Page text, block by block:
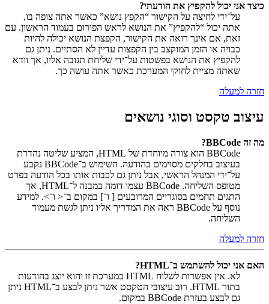
כיצד אני יכול להקפיץ את הודעתי?
על־ידי לחיצה על הקישור “הקפץ נושא” כאשר אתה צופה בו,
אתה יכול “להקפיץ” את הנושא לראש הפורום בעמוד הראשון. עם
זאת, אם אינך רואה את הקישור, הקפצת הנושא יכולה להיות
כבויה או הזמן המוקצב בין הקפצות עדיין לא הסתיים. ניתן גם
להקפיץ את הנושא בפשטות על־ידי שליחת תגובה אליו, אך וודא
שאתה מציית לחוקי המערכת כאשר אתה עושה כך.
חזרה למעלה
עיצוב טקסט וסוגי נושאים
מה זה BBCode?
BBCode הוא צורה מיוחדת של HTML, המציע שליטה נהדרת
בעיצוב בחלקים מסוימים בהודעה. השימוש ב־BBCode נקבע
על־ידי המנהל הראשי, אבל ניתן גם לכבות אותו בכל הודעה בפרט
מטופס השליחה. BBCode עצמו דומה במבנה ל־HTML, אך
התגים תחמים בסוגריים המרובעים [ ו־] במקום ב־< ו־>. למידע
נוסף על BBCode ראה את המדריך אליו ניתן לגשת מעמוד
השליחה.
חזרה למעלה
האם אני יכול להשתמש ב־HTML?
לא. אין אפשרות לשלוח HTML במערכת זו והוא יוצג בהודעות
בתור HTML. רוב עיצובי הטקסט אשר ניתן לבצע ב־HTML ניתן
גם לבצע בעזרת BBCode במקום.